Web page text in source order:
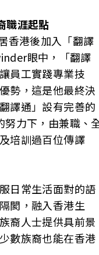
職涯起點
香港後加入「翻譯
眼中，「翻譯
員工實踐專業技
勢，這是他最終決
譯通」設有完善的
努力下，由兼職、
培訓過百位傳譯
日常生活面對的語
閡，融入香港生
裔人士提供具前景
數族裔也能在香港